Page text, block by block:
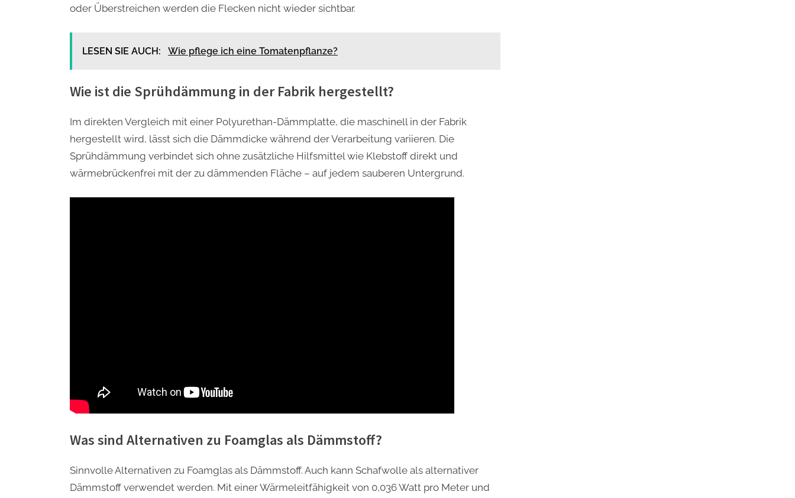
oder Überstreichen werden die Flecken nicht wieder sichtbar.
LESEN SIE AUCH: Wie pflege ich eine Tomatenpflanze?
Wie ist die Sprühdämmung in der Fabrik hergestellt?
Im direkten Vergleich mit einer Polyurethan-Dämmplatte, die maschinell in der Fabrik
hergestellt wird, lässt sich die Dämmdicke während der Verarbeitung variieren. Die
Sprühdämmung verbindet sich ohne zusätzliche Hilfsmittel wie Klebstoff direkt und
wärmebrückenfrei mit der zu dämmenden Fläche – auf jedem sauberen Untergrund.
Was sind Alternativen zu Foamglas als Dämmstoff?
Sinnvolle Alternativen zu Foamglas als Dämmstoff. Auch kann Schafwolle als alternativer
Dämmstoff verwendet werden. Mit einer Wärmeleitfähigkeit von 0,036 Watt pro Meter und